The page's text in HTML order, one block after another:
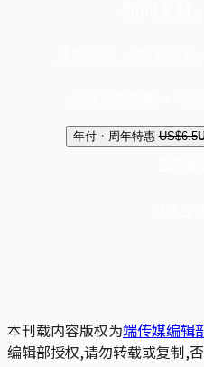
年付・周年特惠 US$6.5
本刊载内容版权为端传媒编辑
编辑部授权,请勿转载或复制,否